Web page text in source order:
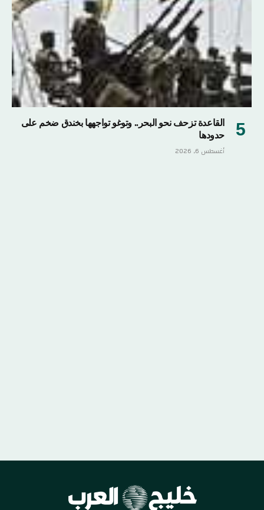
القاعدة تزحف نحو البحر.. وتوغو تواجهها بخندق ضخم على
حدودها
أغسطس 6, 2026